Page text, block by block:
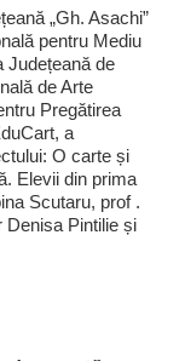
„Gh. Asachi”
pentru Mediu
Județeană de
de Arte
Pregătirea
a
O carte și
Elevii din prima
Scutaru, prof .
Denisa Pintilie și